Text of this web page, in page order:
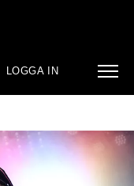
LOGGA INakut